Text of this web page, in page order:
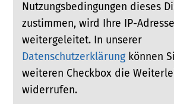
Nutzungsbedingungen dieses
zustimmen, wird Ihre IP-Adresse
weitergeleitet. In unserer
Datenschutzerklärung können
weiteren Checkbox die
widerrufen.